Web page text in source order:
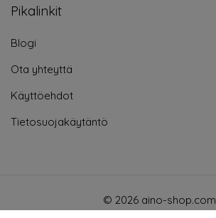
Pikalinkit
Blogi
Ota yhteyttä
Käyttöehdot
Tietosuojakäytäntö
© 2026 aino-shop.com